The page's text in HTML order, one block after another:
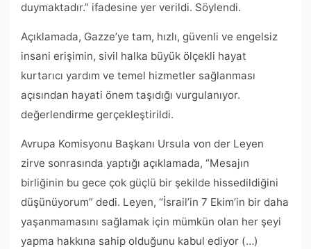
duymaktadır.” ifadesine yer verildi. Söylendi.
Açıklamada, Gazze’ye tam, hızlı, güvenli ve engelsiz
insani erişimin, sivil halka büyük ölçekli hayat
kurtarıcı yardım ve temel hizmetler sağlanması
açısından hayati önem taşıdığı vurgulanıyor.
değerlendirme gerçekleştirildi.
Avrupa Komisyonu Başkanı Ursula von der Leyen
zirve sonrasında yaptığı açıklamada, “Mesajın
birliğinin bu gece çok güçlü bir şekilde hissedildiğini
düşünüyorum” dedi. Leyen, “İsrail’in 7 Ekim’in bir daha
yaşanmamasını sağlamak için mümkün olan her şeyi
yapma hakkına sahip olduğunu kabul ediyor (…)